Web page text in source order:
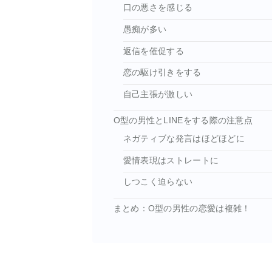
口の悪さを感じる
愚痴が多い
返信を催促する
恋の駆け引きをする
自己主張が激しい
O型の男性とLINEをする際の注意点
ネガティブな発言はほどほどに
愛情表現はストレートに
しつこく迫らない
まとめ：O型の男性の恋愛は複雑！